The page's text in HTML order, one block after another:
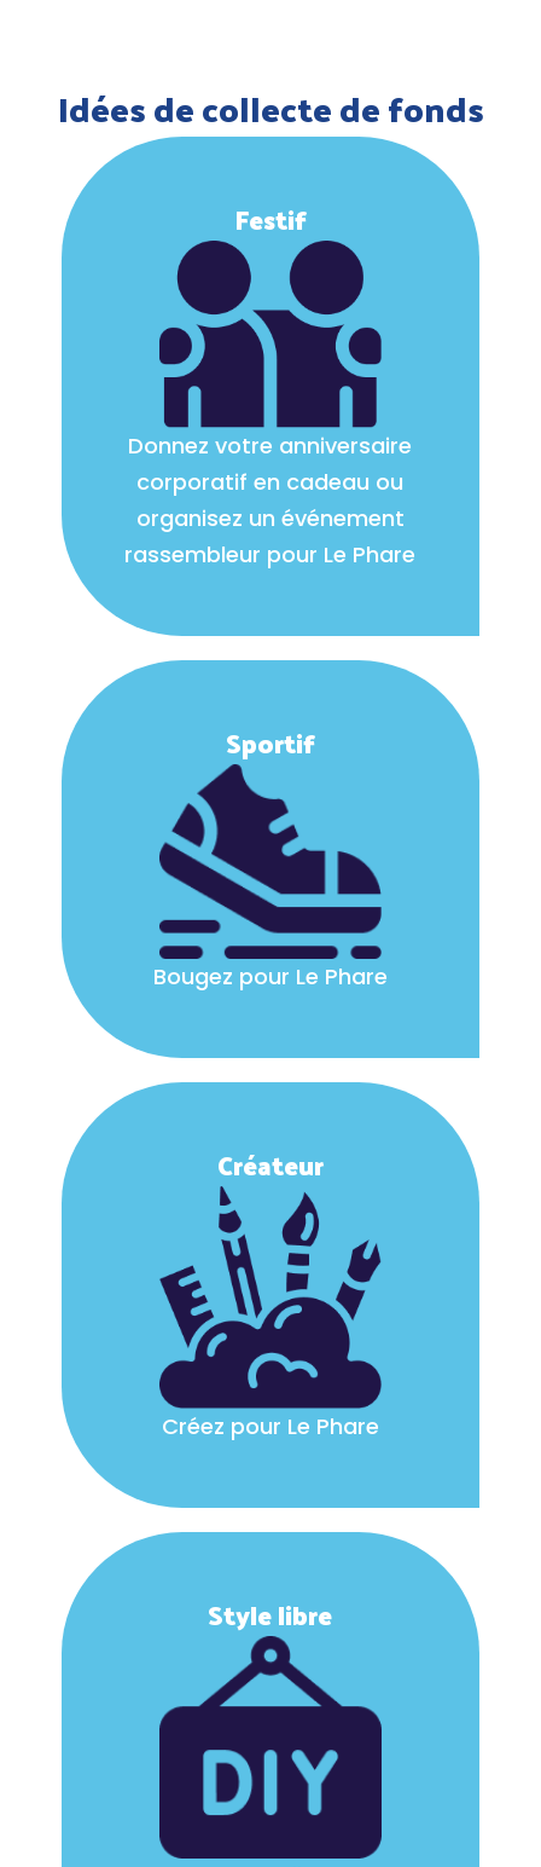
Idées de collecte de fonds
Festif
Donnez votre anniversaire
corporatif en cadeau ou
organisez un événement
rassembleur pour Le Phare
Sportif
Bougez pour Le Phare
Créateur
Créez pour Le Phare
Style libre